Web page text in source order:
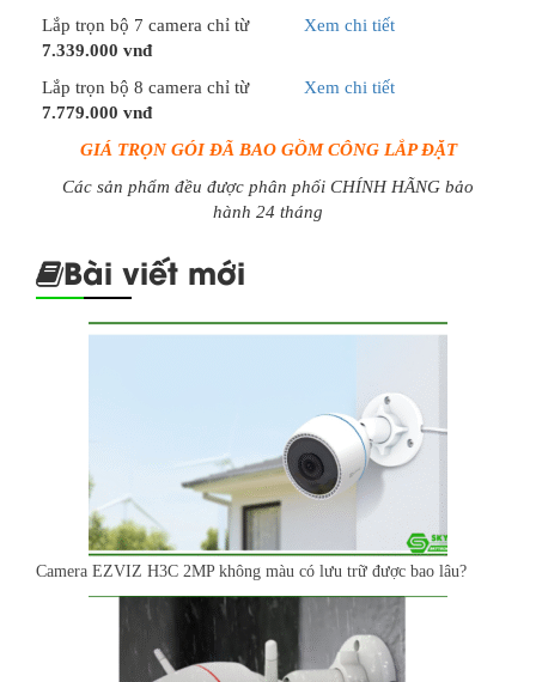
Lắp trọn bộ 7 camera chỉ từ
7.339.000 vnđ
Xem chi tiết
Lắp trọn bộ 8 camera chỉ từ
7.779.000 vnđ
Xem chi tiết
GIÁ TRỌN GÓI ĐÃ BAO GỒM CÔNG LẮP ĐẶT
Các sản phẩm đều được phân phối CHÍNH HÃNG bảo
hành 24 tháng
Bài viết mới
Camera EZVIZ H3C 2MP không màu có lưu trữ được bao lâu?